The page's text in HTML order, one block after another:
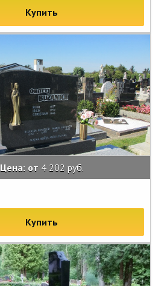
Купить
Цена: от 4 202 руб.
Купить